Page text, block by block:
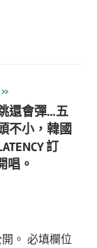
還會彈…五
不小，韓國
訂
唱。
。 必填欄位